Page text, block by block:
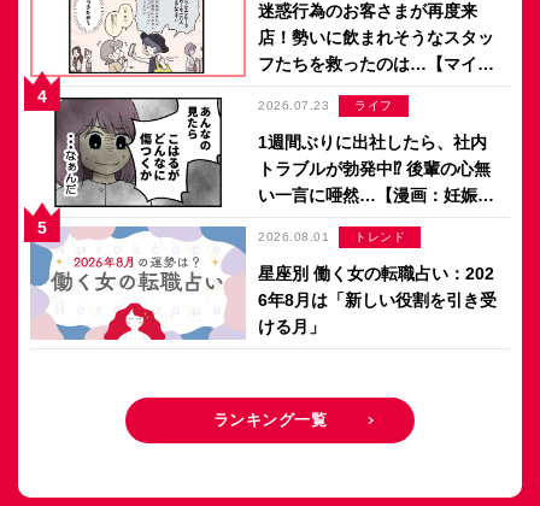
迷惑行為のお客さまが再度来
店！勢いに飲まれそうなスタッ
フたちを救ったのは…【マイカ
のアパレル日記 by ぼのこ】
2026.07.23 ライフ
1週間ぶりに出社したら、社内
トラブルが勃発中⁉ 後輩の心無
い一言に唖然…【漫画：妊娠し
ないのは、誰のせい？】
2026.08.01 トレンド
星座別 働く女の転職占い：202
6年8月は「新しい役割を引き受
ける月」
ランキング一覧